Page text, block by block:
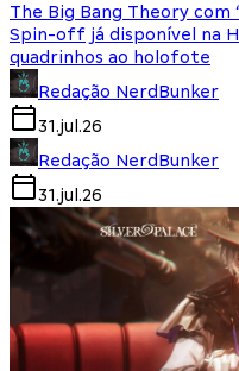
The Big Bang Theory com
Spin-off já disponível na
quadrinhos ao holofote
Redação NerdBunker
31.jul.26
Redação NerdBunker
31.jul.26